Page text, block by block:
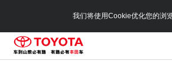
我们将使用Cookie优化您的浏